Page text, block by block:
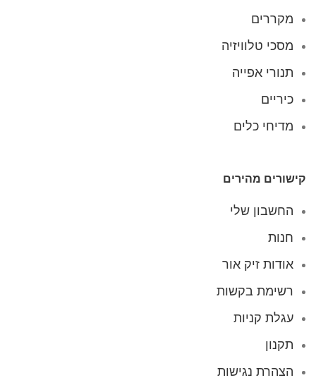
מקררים
מסכי טלוויזיה
תנורי אפייה
כיריים
מדיחי כלים
קישורים מהירים
החשבון שלי
חנות
אודות זיק אור
רשימת בקשות
עגלת קניות
תקנון
הצהרת נגישות